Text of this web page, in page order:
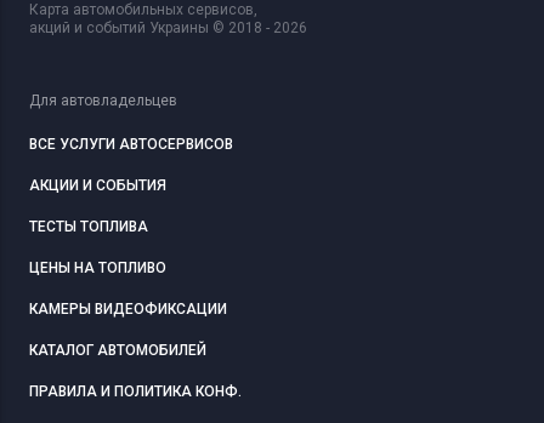
Карта автомобильных сервисов,
акций и событий Украины © 2018 - 2026
Для автовладельцев
ВСЕ УСЛУГИ АВТОСЕРВИСОВ
АКЦИИ И СОБЫТИЯ
ТЕСТЫ ТОПЛИВА
ЦЕНЫ НА ТОПЛИВО
КАМЕРЫ ВИДЕОФИКСАЦИИ
КАТАЛОГ АВТОМОБИЛЕЙ
ПРАВИЛА И ПОЛИТИКА КОНФ.